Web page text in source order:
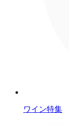
ワイン特集